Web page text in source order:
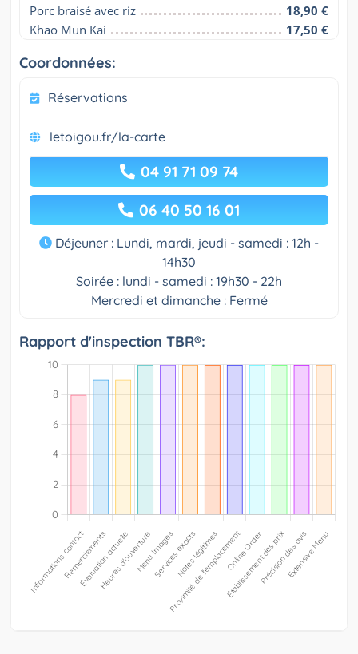
Porc braisé avec riz
18,90 €
Khao Mun Kai
17,50 €
Coordonnées:
Réservations
letoigou.fr/la-carte
04 91 71 09 74
06 40 50 16 01
Déjeuner : Lundi, mardi, jeudi - samedi : 12h -
14h30
Soirée : lundi - samedi : 19h30 - 22h
Mercredi et dimanche : Fermé
Rapport d'inspection TBR®: